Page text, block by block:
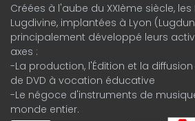
Créées à l'aube du XXIème siècle,
Lugdivine, implantées à Lyon
principalement développé leurs
axes :
-La production, l'Édition et la
de DVD à vocation éducative
-Le négoce d'instruments de
monde entier.